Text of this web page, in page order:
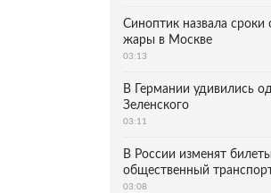
Синоптик назвала сроки
жары в Москве
03:13
В Германии удивились
Зеленского
03:11
В России изменят
общественный
03:08